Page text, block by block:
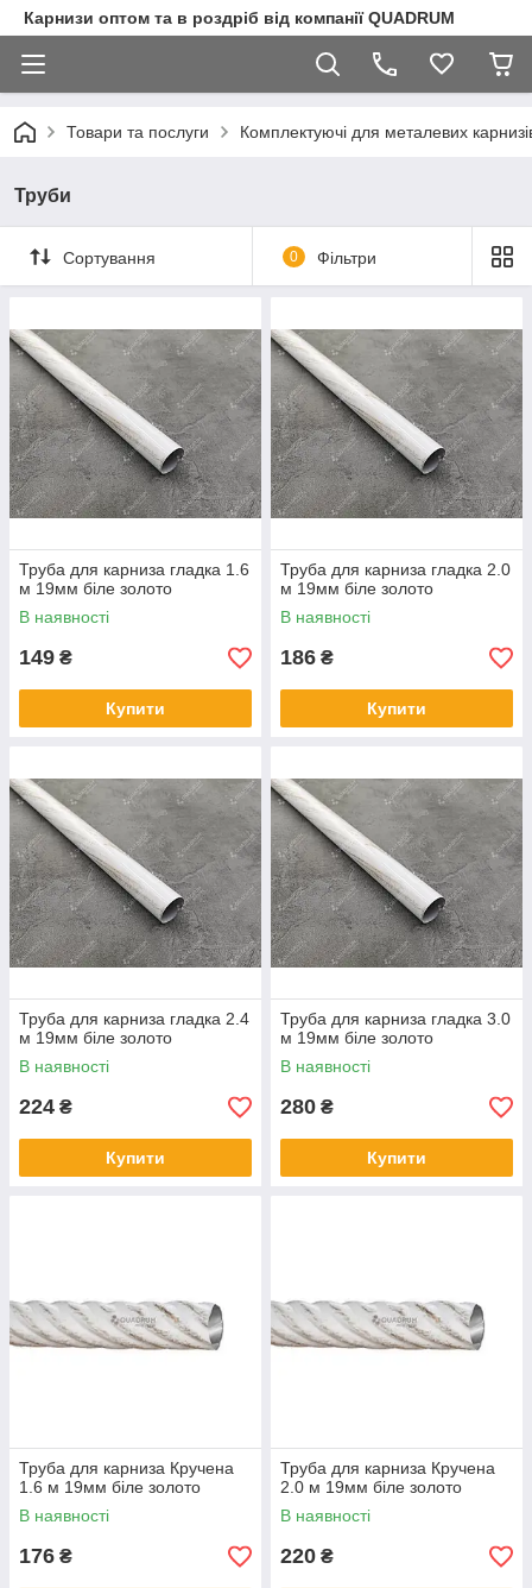
Карнизи оптом та в роздріб від компанії QUADRUM
Товари та послуги Комплектуючі для металевих
Труби
Сортування 0 Фільтри
Труба для карниза гладка 1.6
м 19мм біле золото
В наявності
149 ₴
Купити
Труба для карниза гладка 2.0
м 19мм біле золото
В наявності
186 ₴
Купити
Труба для карниза гладка 2.4
м 19мм біле золото
В наявності
224 ₴
Купити
Труба для карниза гладка 3.0
м 19мм біле золото
В наявності
280 ₴
Купити
Труба для карниза Кручена
1.6 м 19мм біле золото
В наявності
176 ₴
Труба для карниза Кручена
2.0 м 19мм біле золото
В наявності
220 ₴